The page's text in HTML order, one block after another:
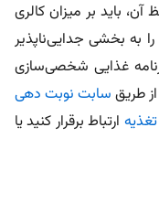
باید بر میزان کالری
به بخشی جدایی‌ناپذیر
غذایی شخصی‌سازی
طریق سابت نوبت دهی
ارتباط برقرار کنید یا